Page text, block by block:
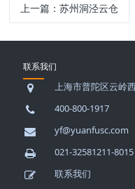
上一篇：苏州洞泾云仓
联系我们
上海市普陀区云岭
400-800-1917
yf@yuanfusc.com
021-32581211-8015
联系我们